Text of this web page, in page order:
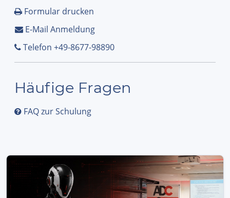
Formular drucken
E-Mail Anmeldung
Telefon +49-8677-98890
Häufige Fragen
FAQ zur Schulung